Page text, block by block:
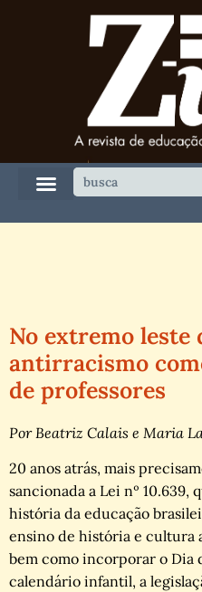
No extremo leste
antirracismo
de professores
Por Beatriz Calais e Maria
20 anos atrás, mais
sancionada a Lei nº 10.639,
história da educação
ensino de história e cultura
bem como incorporar o Dia
calendário infantil, a